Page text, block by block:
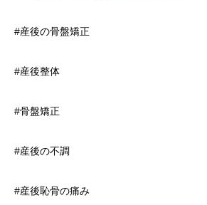
#産後の骨盤矯正
#産後整体
#骨盤矯正
#産後の不調
#産後恥骨の痛み